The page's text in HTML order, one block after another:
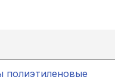
полиэтиленовые